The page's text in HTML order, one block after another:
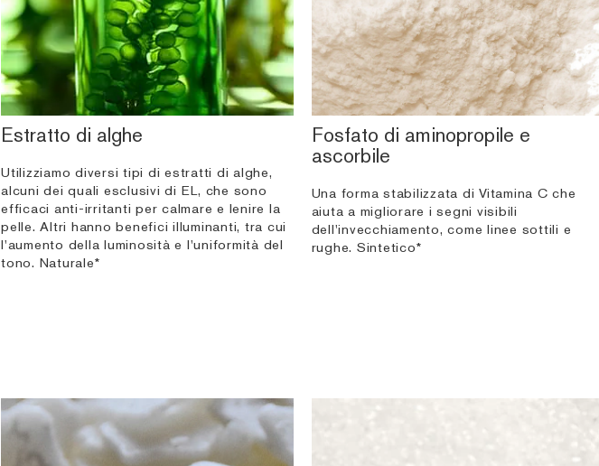
Estratto di alghe
Utilizziamo diversi tipi di estratti di alghe,
alcuni dei quali esclusivi di EL, che sono
efficaci anti-irritanti per calmare e lenire la
pelle. Altri hanno benefici illuminanti, tra cui
l'aumento della luminosità e l'uniformità del
tono. Naturale*
Fosfato di aminopropile e
ascorbile
Una forma stabilizzata di Vitamina C che
aiuta a migliorare i segni visibili
dell'invecchiamento, come linee sottili e
rughe. Sintetico*